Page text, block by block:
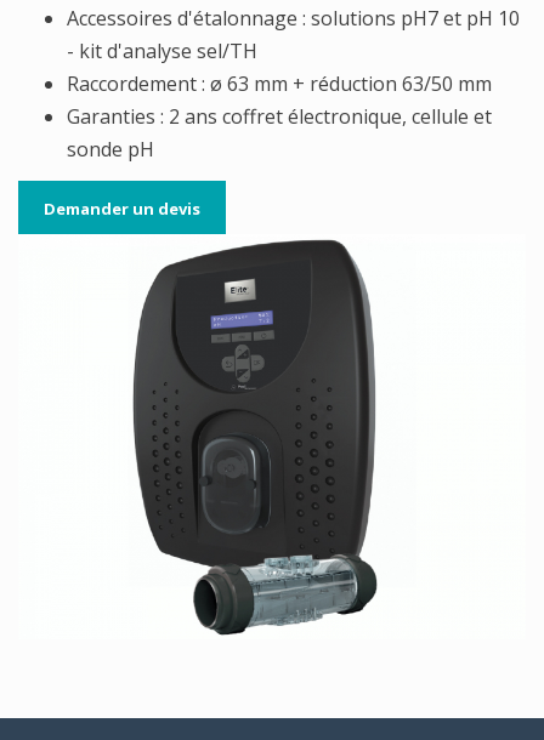
Accessoires d'étalonnage : solutions pH7 et pH 10
- kit d'analyse sel/TH
Raccordement : ø 63 mm + réduction 63/50 mm
Garanties : 2 ans coffret électronique, cellule et
sonde pH
Demander un devis